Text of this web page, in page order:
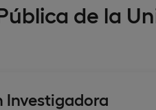
de la
Investigadora